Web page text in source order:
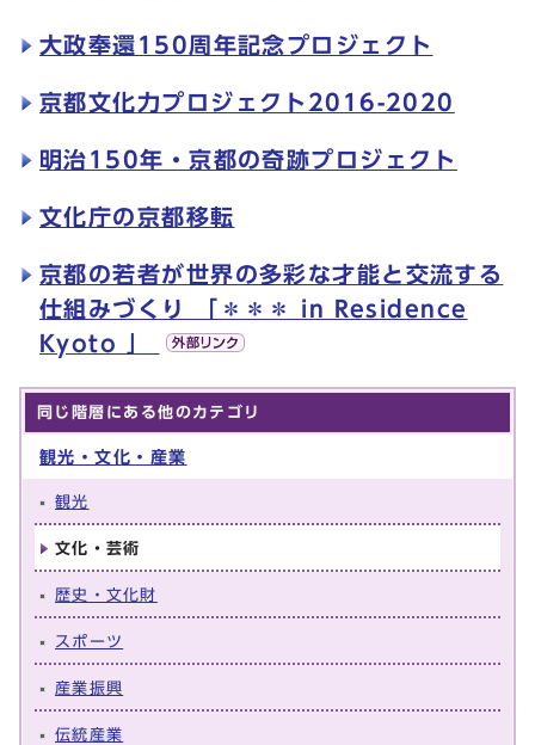
大政奉還150周年記念プロジェクト
京都文化力プロジェクト2016-2020
明治150年・京都の奇跡プロジェクト​
文化庁の京都移転
京都の若者が世界の多彩な才能と交流する
仕組みづくり 「＊＊＊ in Residence
Kyoto 」
同じ階層にある他のカテゴリ
観光・文化・産業
観光
文化・芸術
歴史・文化財
スポーツ
産業振興
伝統産業